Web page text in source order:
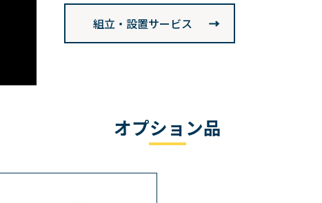
組立・設置サービス
オプション品